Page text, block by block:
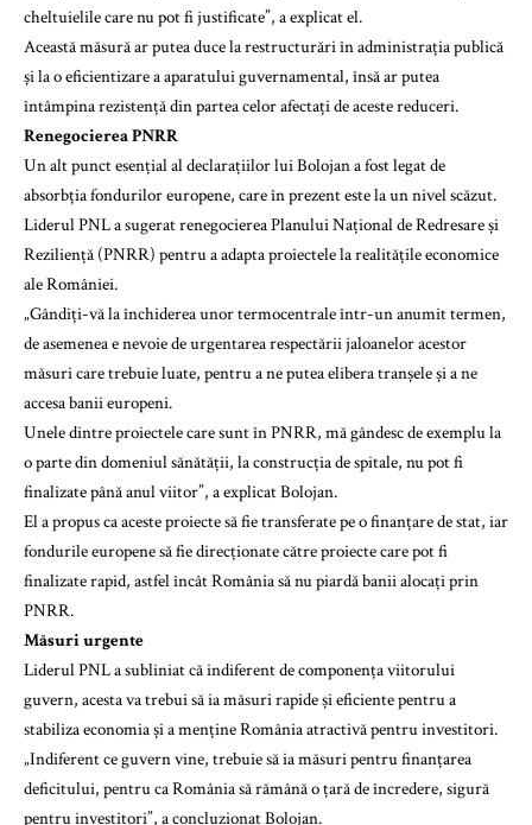
cheltuielile care nu pot fi justificate”, a explicat el.
Această măsură ar putea duce la restructurări în administrația publică
și la o eficientizare a aparatului guvernamental, însă ar putea
întâmpina rezistență din partea celor afectați de aceste reduceri.
Renegocierea PNRR
Un alt punct esențial al declarațiilor lui Bolojan a fost legat de
absorbția fondurilor europene, care în prezent este la un nivel scăzut.
Liderul PNL a sugerat renegocierea Planului Național de Redresare și
Reziliență (PNRR) pentru a adapta proiectele la realitățile economice
ale României.
„Gândiți-vă la închiderea unor termocentrale într-un anumit termen,
de asemenea e nevoie de urgentarea respectării jaloanelor acestor
măsuri care trebuie luate, pentru a ne putea elibera tranșele și a ne
accesa banii europeni.
Unele dintre proiectele care sunt în PNRR, mă gândesc de exemplu la
o parte din domeniul sănătății, la construcția de spitale, nu pot fi
finalizate până anul viitor”, a explicat Bolojan.
El a propus ca aceste proiecte să fie transferate pe o finanțare de stat, iar
fondurile europene să fie direcționate către proiecte care pot fi
finalizate rapid, astfel încât România să nu piardă banii alocați prin
PNRR.
Măsuri urgente
Liderul PNL a subliniat că indiferent de componența viitorului
guvern, acesta va trebui să ia măsuri rapide și eficiente pentru a
stabiliza economia și a menține România atractivă pentru investitori.
„Indiferent ce guvern vine, trebuie să ia măsuri pentru finanțarea
deficitului, pentru ca România să rămână o țară de încredere, sigură
pentru investitori”, a concluzionat Bolojan.